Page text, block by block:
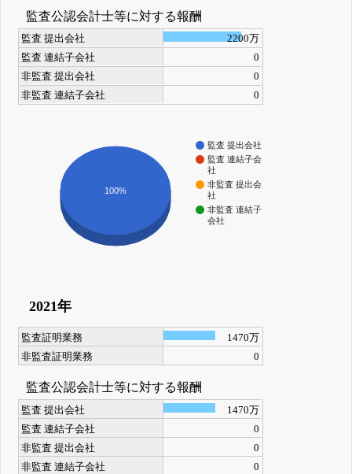
監査公認会計士等に対する報酬
監査 提出会社
2200万
監査 連結子会社
0
非監査 提出会社
0
非監査 連結子会社
0
監査 提出会社
監査 連結子会
社
非監査 提出会
社
非監査 連結子
会社
100%
2021年
監査証明業務
1470万
非監査証明業務
0
監査公認会計士等に対する報酬
監査 提出会社
1470万
監査 連結子会社
0
非監査 提出会社
0
非監査 連結子会社
0